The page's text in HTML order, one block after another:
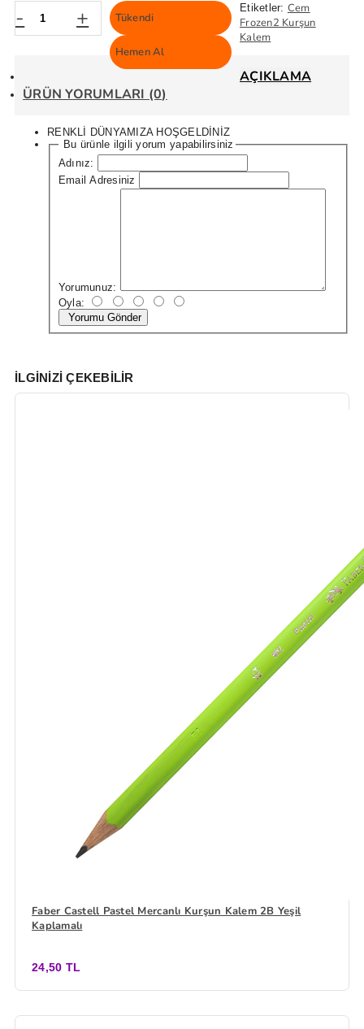
- + Tükendi
Hemen Al
Etiketler: Cem
Frozen2 Kurşun
Kalem
AÇIKLAMA
ÜRÜN YORUMLARI (0)
RENKLİ DÜNYAMIZA HOŞGELDİNİZ
Bu ürünle ilgili yorum yapabilirsiniz
Adınız:
Email Adresiniz
Yorumunuz:
Oyla:
Yorumu Gönder
İLGINIZI ÇEKEBILIR
Faber Castell Pastel Mercanlı Kurşun Kalem 2B Yeşil
Kaplamalı
24,50 TL